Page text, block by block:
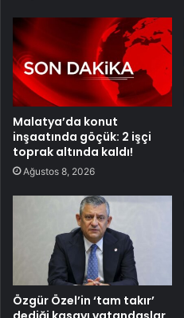
Malatya’da konut
inşaatında göçük: 2 işçi
toprak altında kaldı!
Ağustos 8, 2026
Özgür Özel’in ‘tam takır’